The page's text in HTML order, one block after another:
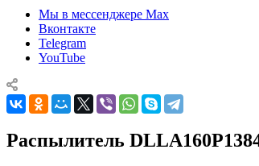
Мы в мессенджере Max
Вконтакте
Telegram
YouTube
Распылитель